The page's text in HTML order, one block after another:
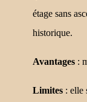
étage sans
historique.
Avantages :
Limites : elle